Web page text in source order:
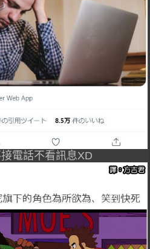
電話不看訊息XD